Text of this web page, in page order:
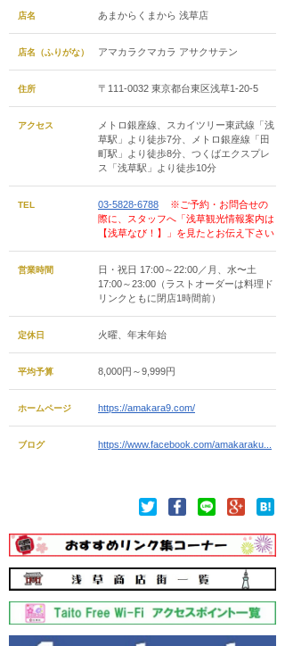
店名 あまからくまから 浅草店
店名（ふりがな） アマカラクマカラ アサクサテン
住所 〒111-0032 東京都台東区浅草1-20-5
アクセス
メトロ銀座線、スカイツリー東武線「浅
草駅」より徒歩7分、メトロ銀座線「田
町駅」より徒歩8分、つくばエクスプレ
ス「浅草駅」より徒歩10分
TEL 03-5828-6788
※ご予約・お問合せの
際に、スタッフへ「浅草観光情報案内は
【浅草なび！】」を見たとお伝え下さい
営業時間
日・祝日 17:00～22:00／月、水〜土
17:00～23:00（ラストオーダーは料理ド
リンクともに閉店1時間前）
定休日 火曜、年末年始
平均予算 8,000円～9,999円
ホームページ https://amakara9.com/
ブログ https://www.facebook.com/amakaraku...